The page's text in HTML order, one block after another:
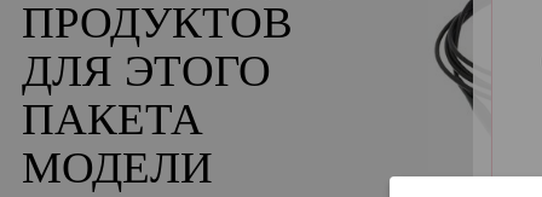
ПРОДУКТОВ
ДЛЯ ЭТОГО
ПАКЕТА
МОДЕЛИ